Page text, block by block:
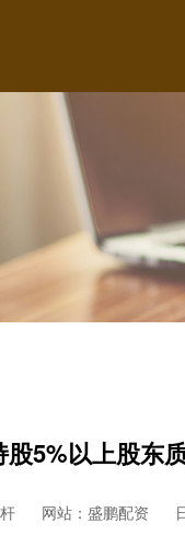
5%以上股东
网站：盛鹏配资